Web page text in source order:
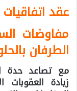
عقد اتفاقيات
مفاوضات
الطرفان
مع تصاعد حدة
زيادة العقوبات